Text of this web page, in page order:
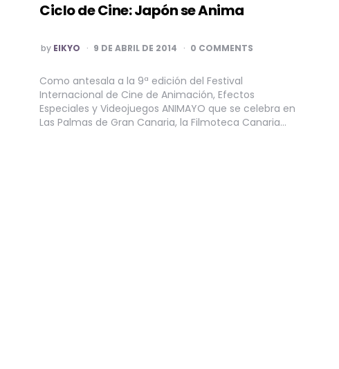
Ciclo de Cine: Japón se Anima
POSTED
BY
by EIKYO 9 DE ABRIL DE 2014 0 COMMENTS
Como antesala a la 9ª edición del Festival
Internacional de Cine de Animación, Efectos
Especiales y Videojuegos ANIMAYO que se celebra en
Las Palmas de Gran Canaria, la Filmoteca Canaria…